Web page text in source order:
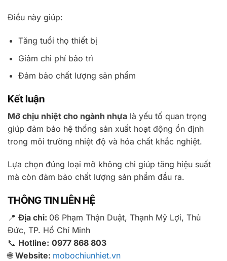
Điều này giúp:
Tăng tuổi thọ thiết bị
Giảm chi phí bảo trì
Đảm bảo chất lượng sản phẩm
Kết luận
Mỡ chịu nhiệt cho ngành nhựa là yếu tố quan trọng
giúp đảm bảo hệ thống sản xuất hoạt động ổn định
trong môi trường nhiệt độ và hóa chất khắc nghiệt.
Lựa chọn đúng loại mỡ không chỉ giúp tăng hiệu suất
mà còn đảm bảo chất lượng sản phẩm đầu ra.
THÔNG TIN LIÊN HỆ
📍 Địa chỉ: 06 Phạm Thận Duật, Thạnh Mỹ Lợi, Thủ
Đức, TP. Hồ Chí Minh
📞 Hotline: 0977 868 803
🌐 Website: mobochiunhiet.vn